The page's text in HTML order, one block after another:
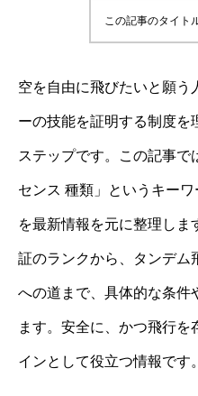
この記事のタイト
空を自由に飛びたいと願う
ーの技能を証明する制度を
ステップです。この記事で
センス 種類」というキー
を最新情報を元に整理し
証のランクから、タンデム
への道まで、具体的な条件
ます。安全に、かつ飛行を
インとして役立つ情報です。